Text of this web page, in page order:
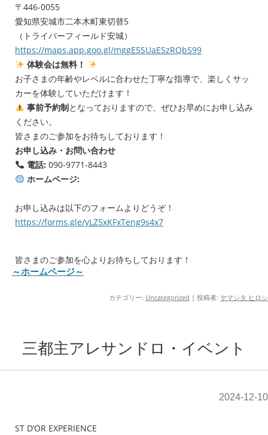
〒446-0055
愛知県安城市二本木町東切替5
（トライバーフィールド安城）
https://maps.app.goo.gl/mggE5SUaESzRQbS99
体験会は無料！
お子さまの年齢やレベルに合わせた丁寧な指導で、楽しくサッ
カーを体験していただけます！
事前予約制となっておりますので、ぜひお早めにお申し込み
ください。
皆さまのご参加をお待ちしております！
お申し込み・お問い合わせ
電話: 090-9771-8443
ホームページ:
お申し込みは以下のフォームよりどうぞ！
https://forms.gle/yLZ5xKFxTeng9s4x7
皆さまのご参加を心よりお待ちしております！
～ホームページ～
カテゴリー: Uncategorized | 投稿者: ヤマシタ ヒロシ
三都主アレサンドロ・イベント
2024-12-10
ST D’OR EXPERIENCE